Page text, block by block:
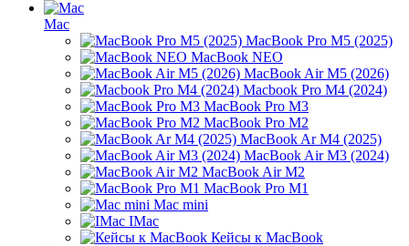
Mac
MacBook Pro M5 (2025)
MacBook NEO
MacBook Air M5 (2026)
Macbook Pro M4 (2024)
MacBook Pro M3
MacBook Pro M2
MacBook Ar M4 (2025)
MacBook Air M3 (2024)
MacBook Air M2
MacBook Pro M1
Mac mini
IMac
Кейсы к MacBook